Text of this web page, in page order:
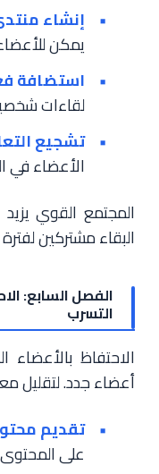
إنشاء
يمكن
استضافة
لقاءات
تشجيع
الأعضاء في
المجتمع القوي
البقاء مشتركين
الفصل السابع:
التسرب
الاحتفاظ
أعضاء جدد. لتقليل
تقديم
على المحتوى